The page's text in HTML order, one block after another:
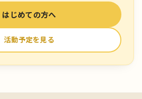
はじめての方へ
活動予定を見る